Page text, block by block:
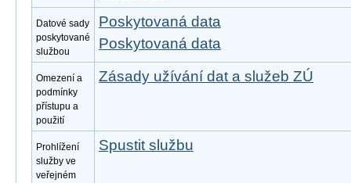
Datové sady
poskytované
službou
Poskytovaná data
Poskytovaná data
Omezení a
podmínky
přístupu a
použití
Zásady užívání dat a služeb ZÚ
Prohlížení
služby ve
veřejném
Spustit službu